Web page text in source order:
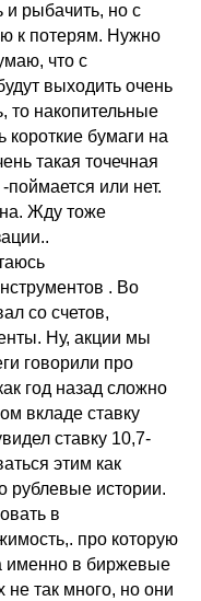
и рыбачить, но с
к потерям. Нужно
что с
выходить очень
то накопительные
бумаги на
такая точечная
или нет.
Жду тоже
. Во
со счетов,
Ну, акции мы
говорили про
год назад сложно
вкладе ставку
ставку 10,7-
этим как
рублевые истории.
в
про которую
именно в биржевые
так много, но они